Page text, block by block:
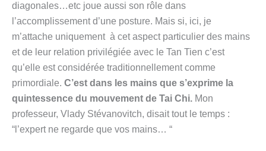
diagonales…etc joue aussi son rôle dans
l’accomplissement d’une posture. Mais si, ici, je
m’attache uniquement à cet aspect particulier des mains
et de leur relation privilégiée avec le Tan Tien c’est
qu’elle est considérée traditionnellement comme
primordiale. C’est dans les mains que s’exprime la
quintessence du mouvement de Tai Chi. Mon
professeur, Vlady Stévanovitch, disait tout le temps :
“l’expert ne regarde que vos mains… “